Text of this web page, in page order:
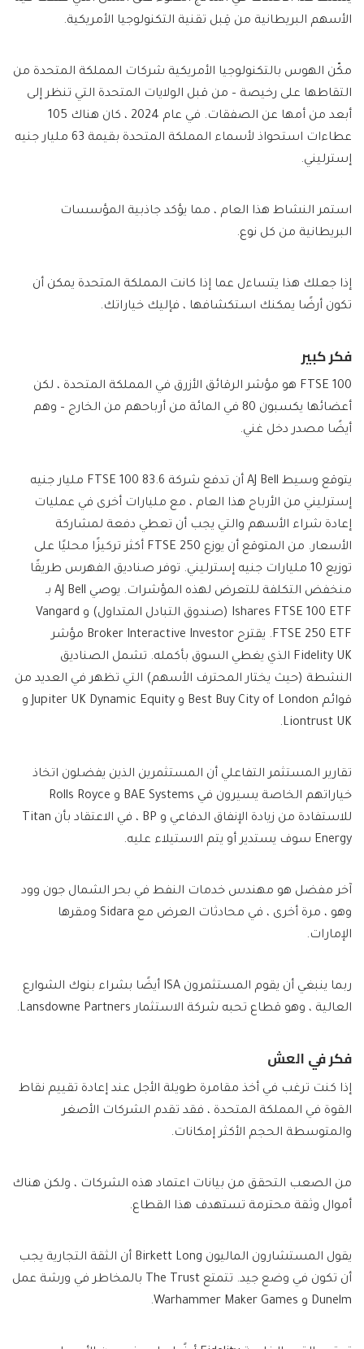
الأسهم البريطانية من قِبل تقنية التكنولوجيا الأمريكية.
مكّن الهوس بالتكنولوجيا الأمريكية شركات المملكة المتحدة من
التقاطها على رخيصة – من قبل الولايات المتحدة التي تنظر إلى
أبعد من أمها عن الصفقات. في عام 2024 ، كان هناك 105
عطاءات استحواذ لأسماء المملكة المتحدة بقيمة 63 مليار جنيه
إسترليني.
استمر النشاط هذا العام ، مما يؤكد جاذبية المؤسسات
البريطانية من كل نوع.
إذا جعلك هذا يتساءل عما إذا كانت المملكة المتحدة يمكن أن
تكون أرضًا يمكنك استكشافها ، فإليك خياراتك.
فكر كبير
FTSE 100 هو مؤشر الرقائق الأزرق في المملكة المتحدة ، لكن
أعضائها يكسبون 80 في المائة من أرباحهم من الخارج – وهم
أيضًا مصدر دخل غني.
يتوقع وسيط AJ Bell أن تدفع شركة FTSE 100 83.6 مليار جنيه
إسترليني من الأرباح هذا العام ، مع مليارات أخرى في عمليات
إعادة شراء الأسهم والتي يجب أن تعطي دفعة لمشاركة
الأسعار. من المتوقع أن يوزع FTSE 250 أكثر تركيزًا محليًا على
توزيع 10 مليارات جنيه إسترليني. توفر صناديق الفهرس طريقًا
منخفض التكلفة للتعرض لهذه المؤشرات. يوصي AJ Bell بـ
Ishares FTSE 100 ETF (صندوق التبادل المتداول) و Vangard
FTSE 250 ETF. يقترح Broker Interactive Investor مؤشر
Fidelity UK الذي يغطي السوق بأكمله. تشمل الصناديق
النشطة (حيث يختار المحترف الأسهم) التي تظهر في العديد من
قوائم Best Buy City of London و Jupiter UK Dynamic Equity و
Liontrust UK.
تقارير المستثمر التفاعلي أن المستثمرين الذين يفضلون اتخاذ
خياراتهم الخاصة يسيرون في BAE Systems و Rolls Royce
للاستفادة من زيادة الإنفاق الدفاعي و BP ، في الاعتقاد بأن Titan
Energy سوف يستدير أو يتم الاستيلاء عليه.
آخر مفضل هو مهندس خدمات النفط في بحر الشمال جون وود
وهو ، مرة أخرى ، في محادثات العرض مع Sidara ومقرها
الإمارات.
ربما ينبغي أن يقوم المستثمرون ISA أيضًا بشراء بنوك الشوارع
العالية ، وهو قطاع تحبه شركة الاستثمار Lansdowne Partners.
فكر في العش
إذا كنت ترغب في أخذ مقامرة طويلة الأجل عند إعادة تقييم نقاط
القوة في المملكة المتحدة ، فقد تقدم الشركات الأصغر
والمتوسطة الحجم الأكثر إمكانات.
من الصعب التحقق من بيانات اعتماد هذه الشركات ، ولكن هناك
أموال وثقة محترمة تستهدف هذا القطاع.
يقول المستشارون الماليون Birkett Long أن الثقة التجارية يجب
أن تكون في وضع جيد. تتمتع The Trust بالمخاطر في ورشة عمل
Dunelm و Warhammer Maker Games.